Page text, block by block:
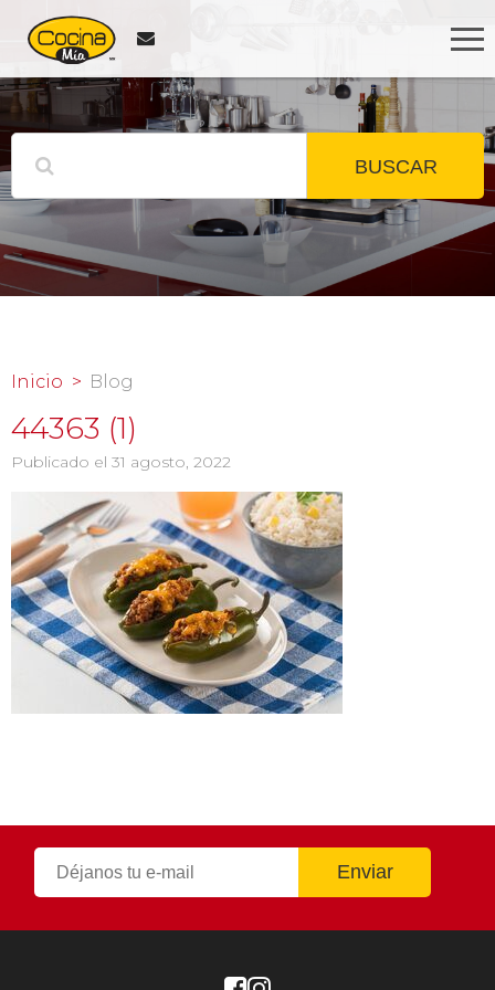
BUSCAR
Inicio Blog
44363 (1)
Publicado el 31 agosto, 2022